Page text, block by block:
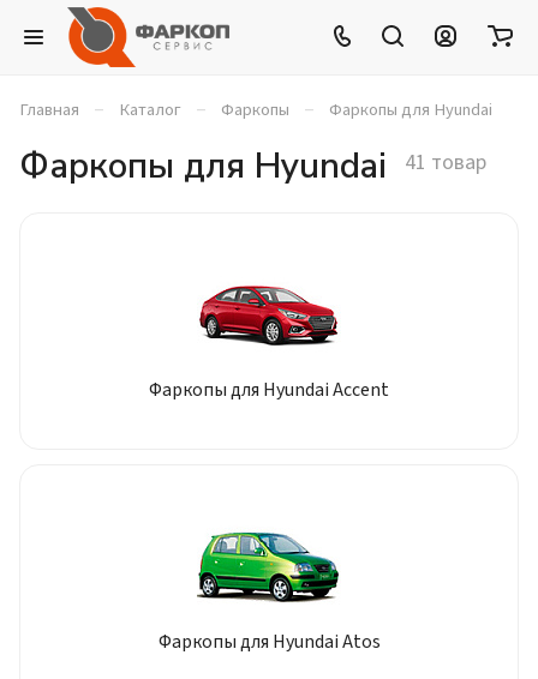
Главная – Каталог – Фаркопы – Фаркопы для Hyundai
Фаркопы для Hyundai 41 товар
Фаркопы для Hyundai Accent
Фаркопы для Hyundai Atos